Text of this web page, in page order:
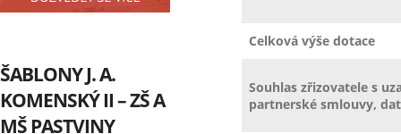
ŠABLONY J. A.
KOMENSKÝ II – ZŠ A
MŠ PASTVINY
Celková výše dotace
Souhlas zřizovatele s
partnerské smlouvy,